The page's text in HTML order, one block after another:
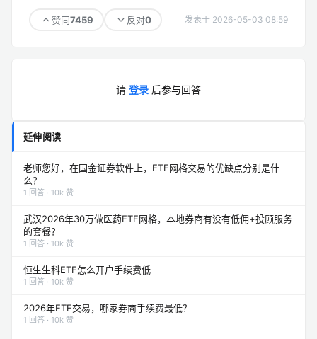
赞同7459 反对0 发表于 2026-05-03 08:59
请 登录 后参与回答
延伸阅读
老师您好，在国金证券软件上，ETF网格交易的优缺点分别是什
么？
1 回答 · 10k 赞
武汉2026年30万做医药ETF网格，本地券商有没有低佣+投顾服务
的套餐？
1 回答 · 10k 赞
恒生生科ETF怎么开户手续费低
1 回答 · 10k 赞
2026年ETF交易，哪家券商手续费最低？
1 回答 · 10k 赞